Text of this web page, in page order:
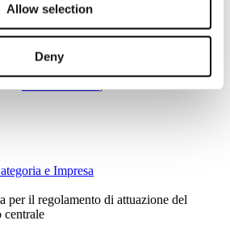
Allow selection
Deny
nazionale e in collegamento con la
degli utenti per tutte le operazioni di
delle unità da diporto nei relativi registri e
navigazione.
e Impresa
per il regolamento di attuazione del
centrale